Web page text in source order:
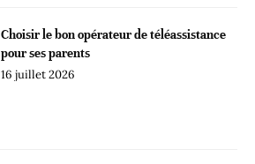
Choisir le bon opérateur de téléassistance
pour ses parents
16 juillet 2026